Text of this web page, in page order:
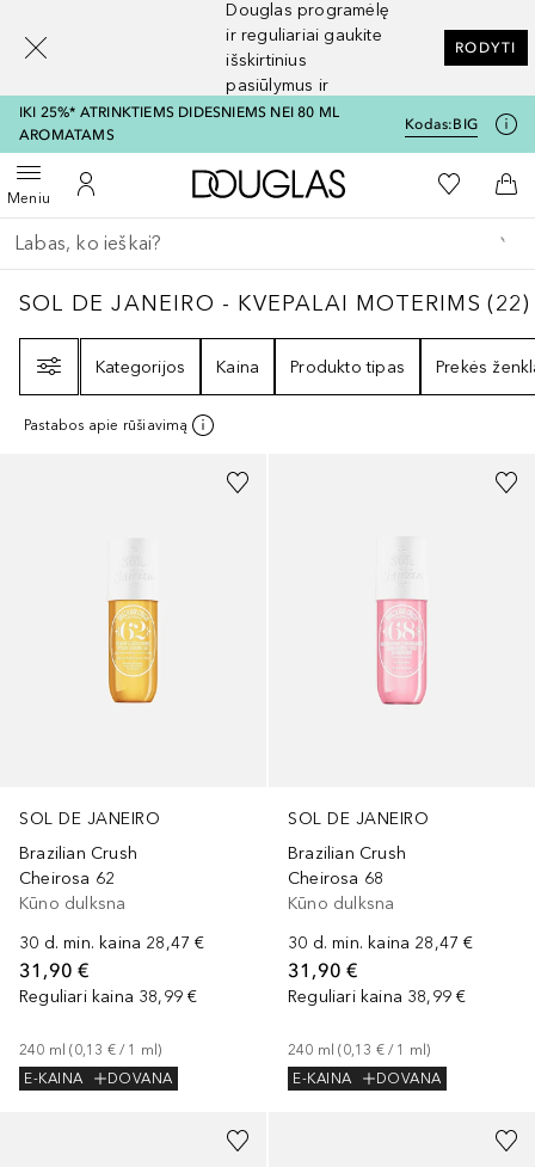
Douglas programėlę
ir reguliariai gaukite
išskirtinius
pasiūlymus ir
nuolaidas
RODYTI
IKI 25%* ATRINKTIEMS DIDESNIEMS NEI 80 ML
AROMATAMS
Kodas:BIG
MeniuAtidaryti meniuĮ mano paskyrą
Į Douglas pagrindinį
Į mano
Į
Grįžk atgal
Vykdykite paiešką
SOL DE JANEIRO - KVEPALAI MOTERIMS22
SOL DE JANEIRO - KVEPALAI MOTERIMS (22)
Kategorijos
Kaina Produkto tipas Prekės
Pastabos apie rūšiavimą
SOL DE JANEIRO
Brazilian Crush
Cheirosa 62
Kūno dulksna
30 d. min. kaina 28,47 €
31,90 €
Reguliari kaina 38,99 €
240 ml (0,13 € / 1 ml)
E-KAINA
DOVANA
SOL DE JANEIRO
Brazilian Crush
Cheirosa 68
Kūno dulksna
30 d. min. kaina 28,47 €
31,90 €
Reguliari kaina 38,99 €
240 ml (0,13 € / 1 ml)
E-KAINA
DOVANA
[navigation.slideout.screenreader]